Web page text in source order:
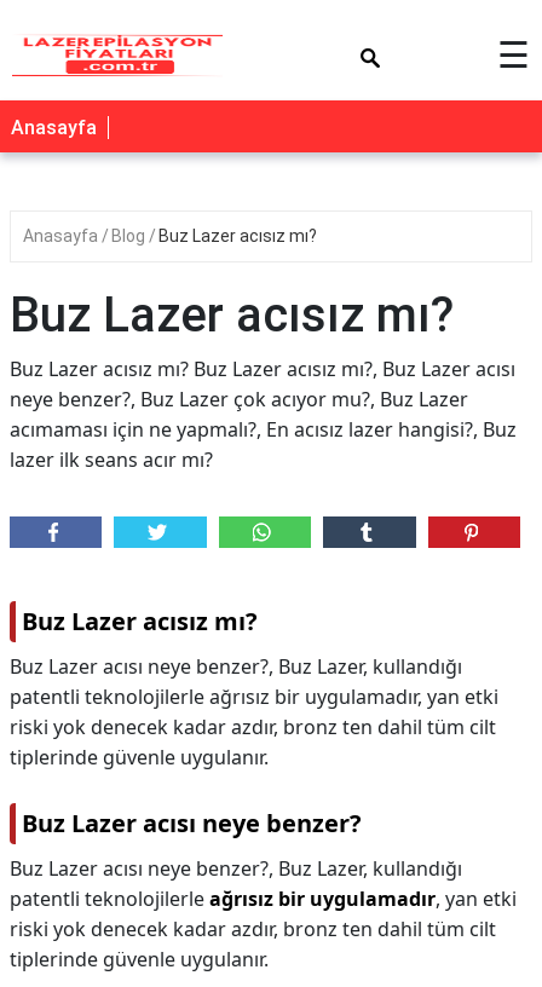
☰
Anasayfa
Anasayfa Blog Buz Lazer acısız mı?
Buz Lazer acısız mı?
Buz Lazer acısız mı? Buz Lazer acısız mı?, Buz Lazer acısı
neye benzer?, Buz Lazer çok acıyor mu?, Buz Lazer
acımaması için ne yapmalı?, En acısız lazer hangisi?, Buz
lazer ilk seans acır mı?
Buz Lazer acısız mı?
Buz Lazer acısı neye benzer?, Buz Lazer, kullandığı
patentli teknolojilerle ağrısız bir uygulamadır, yan etki
riski yok denecek kadar azdır, bronz ten dahil tüm cilt
tiplerinde güvenle uygulanır.
Buz Lazer acısı neye benzer?
Buz Lazer acısı neye benzer?, Buz Lazer, kullandığı
patentli teknolojilerleağrısız bir uygulamadır, yan etki
riski yok denecek kadar azdır, bronz ten dahil tüm cilt
tiplerinde güvenle uygulanır.